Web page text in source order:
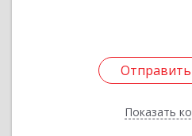
Отправить
Показать
Отправить